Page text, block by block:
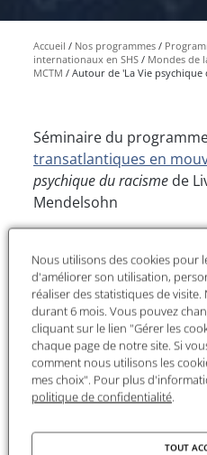
Accueil Nos programmes
internationaux en SHS
Mondes de
MCTM
Autour de 'La Vie psychique
Séminaire du
transatlantiques en
psychique du racisme de
Mendelsohn
Nous utilisons des cookies pour
d'améliorer son utilisation,
réaliser des statistiques de
durant 6 mois. Vous pouvez
cliquant sur le lien "Gérer les
chaque page de notre site. Si
comment nous utilisons les
mes choix". Pour plus
politique de confidentialité.
TOUT